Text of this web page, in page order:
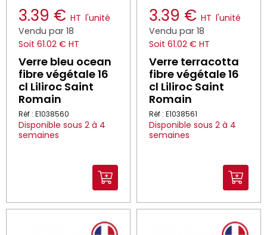
3.39 € HT l'unité
Vendu par 18
Soit 61.02 € HT
Verre bleu ocean
fibre végétale 16
cl Liliroc Saint
Romain
Réf : E1038560
Disponible sous 2 à 4
semaines
3.39 € HT l'unité
Vendu par 18
Soit 61.02 € HT
Verre terracotta
fibre végétale 16
cl Liliroc Saint
Romain
Réf : E1038561
Disponible sous 2 à 4
semaines